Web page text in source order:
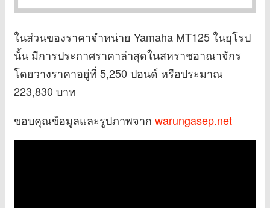
ในส่วนของราคาจำหน่าย Yamaha MT125 ในยุโรป
นั้น มีการประกาศราคาล่าสุดในสหราชอาณาจักร
โดยวางราคาอยู่ที่ 5,250 ปอนด์ หรือประมาณ
223,830 บาท
ขอบคุณข้อมูลและรูปภาพจาก warungasep.net